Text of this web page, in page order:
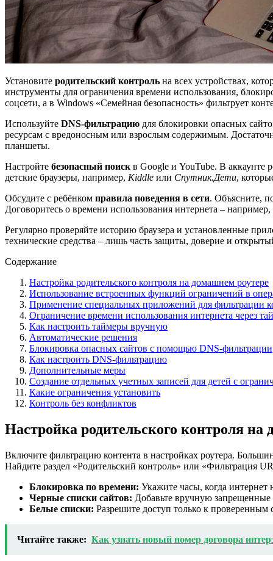
Установите родительский контроль на всех устройствах,
инструменты для ограничения времени использования,
соцсети, а в Windows «Семейная безопасность» фильтрует
Используйте DNS-фильтрацию для блокировки опасных
ресурсам с вредоносным или взрослым содержимым.
планшеты.
Настройте безопасный поиск в Google и YouTube. В аккаунте
детские браузеры, например, Kiddle или Спутник.Дети,
Обсудите с ребёнком правила поведения в сети. Объясните,
Договоритесь о времени использования интернета –
Регулярно проверяйте историю браузера и установленные
технические средства – лишь часть защиты, доверие и
Содержание
Настройка родительского контроля на домашнем роутере
Использование встроенных функций ограничений в
Применение специальных приложений для фильтрации
Ограничение времени использования интернета через
Как настроить таймеры вручную
Автоматические решения
Блокировка опасных сайтов с помощью DNS-фильтрации
Как настроить DNS-фильтрацию
Дополнительные меры
Создание отдельных учетных записей для детей с
Какие ограничения установить
Контроль без конфликтов
Настройка родительского контроля на
Включите фильтрацию контента в настройках роутера.
Найдите раздел «Родительский контроль» или «Фильтрация
Блокировка по времени: Укажите часы, когда интернет
Черные списки сайтов: Добавьте вручную запрещенные
Белые списки: Разрешите доступ только к
Читайте также: Как узнать новый номер договора